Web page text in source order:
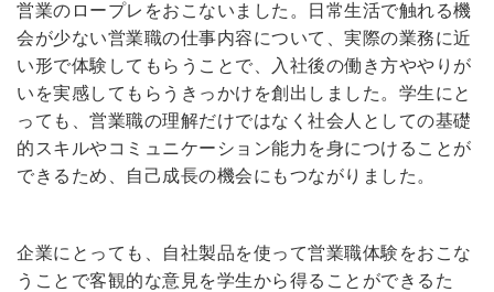
営業のロープレをおこないました。
日常生活で触れる機
会が少ない営業職の仕事内容について、実際の業務に近
い形で体験してもらうことで、入社後の働き方ややりが
いを実感してもらうきっかけを創出しました。 学生にと
っても、営業職の理解だけではなく社会人としての基礎
的スキルやコミュニケーション能力を身につけることが
できるため、自己成長の機会にもつながりました。
企業にとっても、自社製品を使って営業職体験をおこな
うことで客観的な意見を学生から得ることができるた
をご利用する
要です。
採用課題の解決、新しい採用の
取り組みなどを取材したインタ
ビュー記事が読める
採用にまつわる独自の調査レポ
ートが届く
メールアドレス